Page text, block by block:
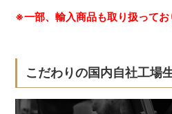
※一部、輸入商品も取り扱ってお
こだわりの国内自社工場